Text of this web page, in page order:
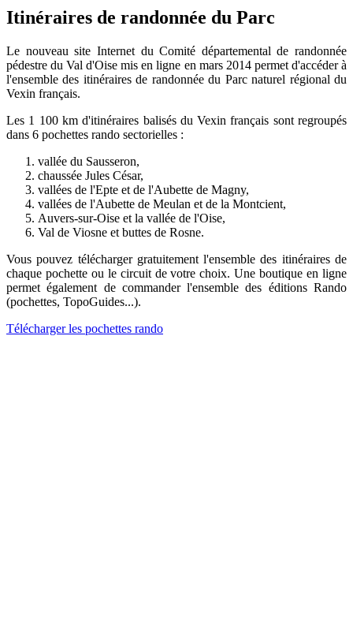
Itinéraires de randonnée du Parc
Le nouveau site Internet du Comité départemental de randonnée
pédestre du Val d'Oise mis en ligne en mars 2014 permet d'accéder à
l'ensemble des itinéraires de randonnée du Parc naturel régional du
Vexin français.
Les 1 100 km d'itinéraires balisés du Vexin français sont regroupés
dans 6 pochettes rando sectorielles :
vallée du Sausseron,
chaussée Jules César,
vallées de l'Epte et de l'Aubette de Magny,
vallées de l'Aubette de Meulan et de la Montcient,
Auvers-sur-Oise et la vallée de l'Oise,
Val de Viosne et buttes de Rosne.
Vous pouvez télécharger gratuitement l'ensemble des itinéraires de
chaque pochette ou le circuit de votre choix. Une boutique en ligne
permet également de commander l'ensemble des éditions Rando
(pochettes, TopoGuides...).
Télécharger les pochettes rando